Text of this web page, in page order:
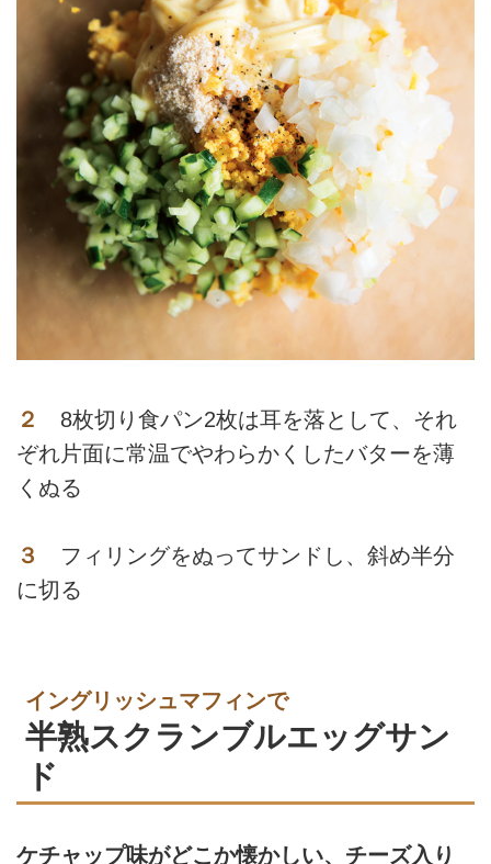
２
8枚切り食パン2枚は耳を落として、それ
ぞれ片面に常温でやわらかくしたバターを薄
くぬる
３
フィリングをぬってサンドし、斜め半分
に切る
イングリッシュマフィンで
半熟スクランブルエッグサン
ド
ケチャップ味がどこか懐かしい、チーズ入り